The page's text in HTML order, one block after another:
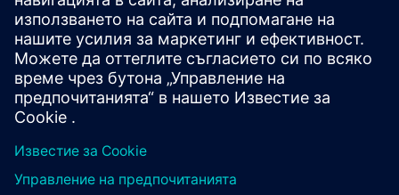
идентификацията в високоскоростни среди. Това
интелигентно устройство използва алгоритми,
задвижвани от AI, гарантиращи сигурни съвпадения.
Приемайки безконтактната хигиена, тя о...
Научете повече